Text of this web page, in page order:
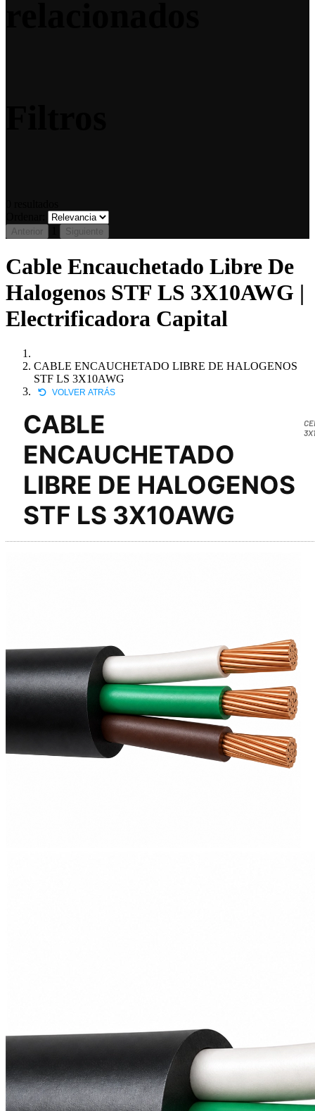
Anterior Siguiente
Cable Encauchetado Libre De
Halogenos STF LS 3X10AWG |
Electrificadora Capital
CABLE ENCAUCHETADO LIBRE DE HALOGENOS
STF LS 3X10AWG
VOLVER ATRÁS
CABLE
ENCAUCHETADO
LIBRE DE HALOGENOS
STF LS 3X10AWG